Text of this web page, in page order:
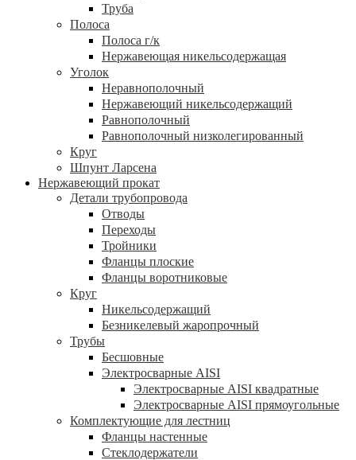
Труба
Полоса
Полоса г/к
Нержавеющая никельсодержащая
Уголок
Неравнополочный
Нержавеющий никельсодержащий
Равнополочный
Равнополочный низколегированный
Круг
Шпунт Ларсена
Нержавеющий прокат
Детали трубопровода
Отводы
Переходы
Тройники
Фланцы плоские
Фланцы воротниковые
Круг
Никельсодержащий
Безникелевый жаропрочный
Трубы
Бесшовные
Электросварные AISI
Электросварные AISI квадратные
Электросварные AISI прямоугольные
Комплектующие для лестниц
Фланцы настенные
Стеклодержатели